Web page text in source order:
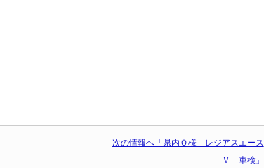
次の情報へ「県内Ｏ様 レジアスエース
Ｖ 車検」